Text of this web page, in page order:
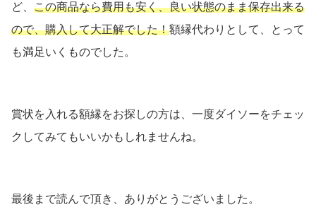
ど、 この商品なら費用も安く、良い状態のまま保存出来る
ので、購入して大正解でした！額縁代わりとして、とって
も満足いくものでした。
賞状を入れる額縁をお探しの方は、一度ダイソーをチェッ
クしてみてもいいかもしれませんね。
最後まで読んで頂き、ありがとうございました。